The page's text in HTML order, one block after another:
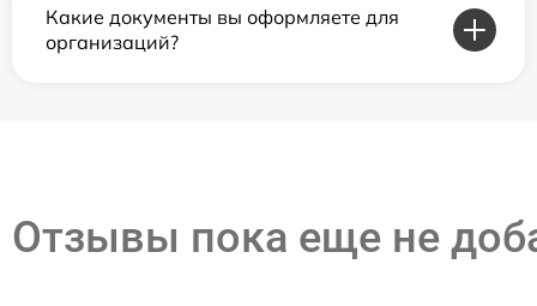
Какие документы вы оформляете для
организаций?
Отзывы пока еще не